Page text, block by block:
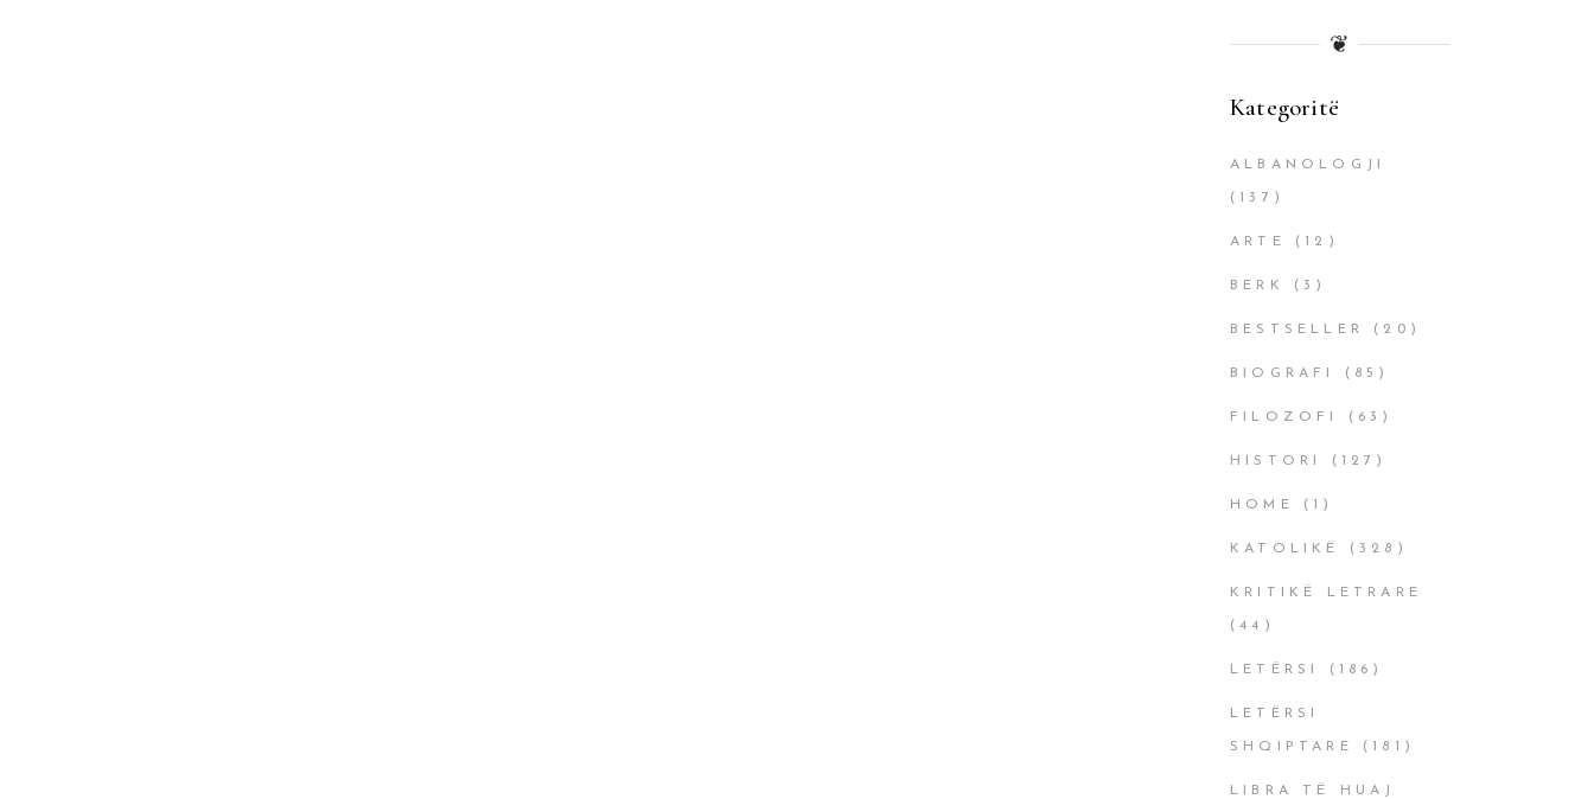
❦
Kategoritë
ALBANOLOGJI
(137)
ARTE (12)
BERK (3)
BESTSELLER (20)
BIOGRAFI (85)
FILOZOFI (63)
HISTORI (127)
HOME (1)
KATOLIKË (328)
KRITIKË LETRARE
(44)
LETËRSI (186)
LETËRSI
SHQIPTARE (181)
LIBRA TË HUAJ